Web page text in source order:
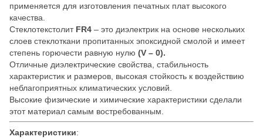
применяется для изготовления печатных плат высокого
качества.
Стеклотекстолит FR4 – это диэлектрик на основе нескольких
слоев стеклоткани пропитанных эпоксидной смолой и имеет
степень горючести равную нулю (V – 0).
Отличные диэлектрические свойства, стабильность
характеристик и размеров, высокая стойкость к воздействию
неблагоприятных климатических условий.
Высокие физические и химические характеристики сделали
этот материал самым востребованным.
Характеристики: